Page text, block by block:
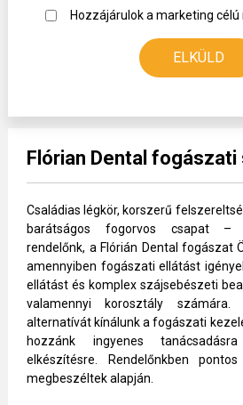
Hozzájárulok a marketing
Flórian Dental
Családias légkör, korszerű
barátságos fogorvos csapat –
rendelőnk, a Flórián Dental fogászat
amennyiben fogászati ellátást
ellátást és komplex szájsebészeti
valamennyi korosztály számára.
alternatívát kínálunk a fogászati
hozzánk ingyenes
elkészítésre. Rendelőnkben
megbeszéltek alapján.